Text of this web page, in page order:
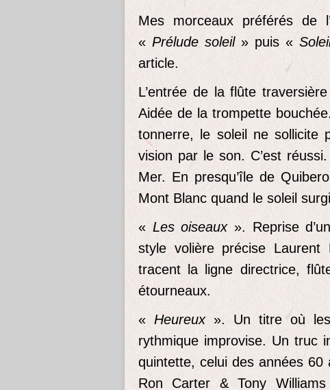
Mes morceaux préférés de
«Prélude soleil» puis «
article.
L’entrée de la flûte
Aidée de la trompette
tonnerre, le soleil ne sollicite
vision par le son. C’est
Mer. En presqu’île de
Mont Blanc quand le soleil
« Les oiseaux». Reprise
style volière précise
tracent la ligne directrice,
étourneaux.
« Heureux ». Un titre où
rythmique improvise. Un truc
quintette, celui des années 60
Ron Carter & Tony